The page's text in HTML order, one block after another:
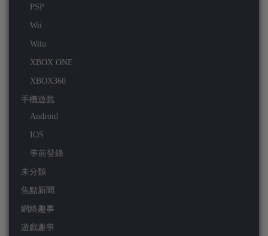
PSP
Wii
Wiiu
XBOX ONE
XBOX360
手機遊戲
Android
IOS
事前登錄
未分類
焦點新聞
網絡趣事
遊戲趣事